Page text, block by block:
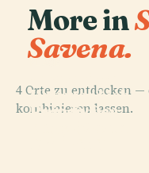
More in
Savena.
4 Orte zu entdecken
kombinieren lassen.
Unserer Lieben
Frau Des
PLACE
Ruinen Der